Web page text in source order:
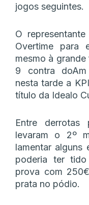
jogos seguintes.
O
Overtime para
mesmo à
9 contra doAm
nesta tarde a
título da Idealo
Entre derrotas
levaram o 2º
lamentar alguns
poderia ter
prova com
prata no pódio.